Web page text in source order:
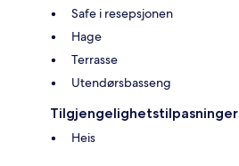
Safe i resepsjonen
Hage
Terrasse
Utendørsbasseng
Tilgjengelighetstilpasninger
Heis